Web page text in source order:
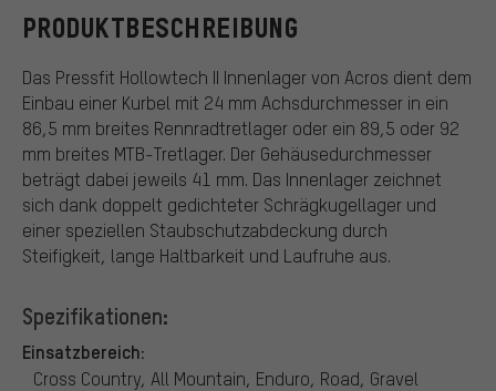
PRODUKTBESCHREIBUNG
Das Pressfit Hollowtech II Innenlager von Acros dient dem
Einbau einer Kurbel mit 24 mm Achsdurchmesser in ein
86,5 mm breites Rennradtretlager oder ein 89,5 oder 92
mm breites MTB-Tretlager. Der Gehäusedurchmesser
beträgt dabei jeweils 41 mm. Das Innenlager zeichnet
sich dank doppelt gedichteter Schrägkugellager und
einer speziellen Staubschutzabdeckung durch
Steifigkeit, lange Haltbarkeit und Laufruhe aus.
Spezifikationen:
Einsatzbereich:
Cross Country, All Mountain, Enduro, Road, Gravel